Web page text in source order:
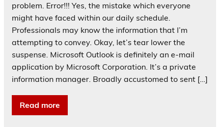
problem. Error!!! Yes, the mistake which everyone
might have faced within our daily schedule.
Professionals may know the information that I’m
attempting to convey. Okay, let’s tear lower the
suspense. Microsoft Outlook is definitely an e-mail
application by Microsoft Corporation. It’s a private
information manager. Broadly accustomed to sent […]
Read more